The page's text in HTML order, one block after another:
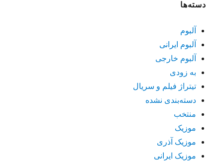
دسته‌ها
آلبوم
آلبوم ایرانی
آلبوم خارجی
به زودی
تیتراژ فیلم و سریال
دسته‌بندی نشده
منتخب
موزیک
موزیک آذری
موزیک ایرانی